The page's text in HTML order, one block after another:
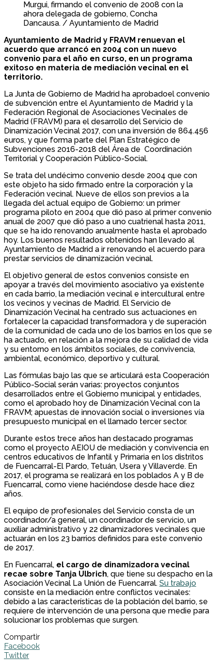
Murgui, firmando el convenio de 2008 con la
ahora delegada de gobierno, Concha
Dancausa. / Ayuntamiento de Madrid
Ayuntamiento de Madrid y FRAVM renuevan el
acuerdo que arrancó en 2004 con un nuevo
convenio para el año en curso, en un programa
exitoso en materia de mediación vecinal en el
territorio.
La Junta de Gobierno de Madrid ha aprobadoel convenio
de subvención entre el Ayuntamiento de Madrid y la
Federación Regional de Asociaciones Vecinales de
Madrid (FRAVM) para el desarrollo del Servicio de
Dinamización Vecinal 2017, con una inversión de 864.456
euros, y que forma parte del Plan Estratégico de
Subvenciones 2016-2018 del Área de Coordinación
Territorial y Cooperación Público-Social.
Se trata del undécimo convenio desde 2004 que con
este objeto ha sido firmado entre la corporación y la
Federación vecinal. Nueve de ellos son previos a la
llegada del actual equipo de Gobierno: un primer
programa piloto en 2004 que dió paso al primer convenio
anual de 2007 que dió paso a uno cuatrienal hasta 2011,
que se ha ido renovando anualmente hasta el aprobado
hoy. Los buenos resultados obtenidos han llevado al
Ayuntamiento de Madrid a ir renovando el acuerdo para
prestar servicios de dinamización vecinal.
El objetivo general de estos convenios consiste en
apoyar a través del movimiento asociativo ya existente
en cada barrio, la mediación vecinal e intercultural entre
los vecinos y vecinas de Madrid. El Servicio de
Dinamización Vecinal ha centrado sus actuaciones en
fortalecer la capacidad transformadora y de superación
de la comunidad de cada uno de los barrios en los que se
ha actuado, en relación a la mejora de su calidad de vida
y su entorno en los ámbitos sociales, de convivencia,
ambiental, económico, deportivo y cultural.
Las fórmulas bajo las que se articulará esta Cooperación
Público-Social serán varias: proyectos conjuntos
desarrollados entre el Gobierno municipal y entidades,
como el aprobado hoy de Dinamización Vecinal con la
FRAVM; apuestas de innovación social o inversiones vía
presupuesto municipal en el llamado tercer sector.
Durante estos trece años han destacado programas
como el proyecto AEIOU de mediación y convivencia en
centros educativos de Infantil y Primaria en los distritos
de Fuencarral-El Pardo, Tetuán, Usera y Villaverde. En
2017, el programa se realizará en los poblados A y B de
Fuencarral, como viene haciéndose desde hace diez
años.
El equipo de profesionales del Servicio consta de un
coordinador/a general, un coordinador de servicio, un
auxiliar administrativo y 22 dinamizadores vecinales que
actuarán en los 23 barrios definidos para este convenio
de 2017.
En Fuencarral, el cargo de dinamizadora vecinal
recae sobre Tanja Ulbrich, que tiene su despacho en la
Asociación Vecinal La Unión de Fuencarral. Su trabajo
consiste en la mediación entre conflictos vecinales:
debido a las características de la población del barrio, se
requiere de intervención de una persona que medie para
solucionar los problemas que surgen.
Compartir
Facebook
Twitter